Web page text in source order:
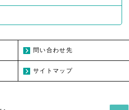
問い合わせ先
サイトマップ